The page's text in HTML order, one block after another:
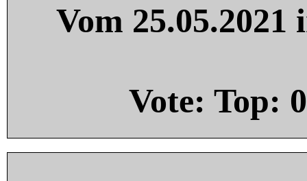
Vom
Vote: Top: 0